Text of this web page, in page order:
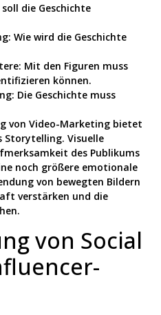
die Geschichte
Wie wird die Geschichte
Mit den Figuren muss
können.
Die Geschichte muss
von Video-Marketing bietet
Storytelling. Visuelle
des Publikums
noch größere emotionale
von bewegten Bildern
verstärken und die
von Social